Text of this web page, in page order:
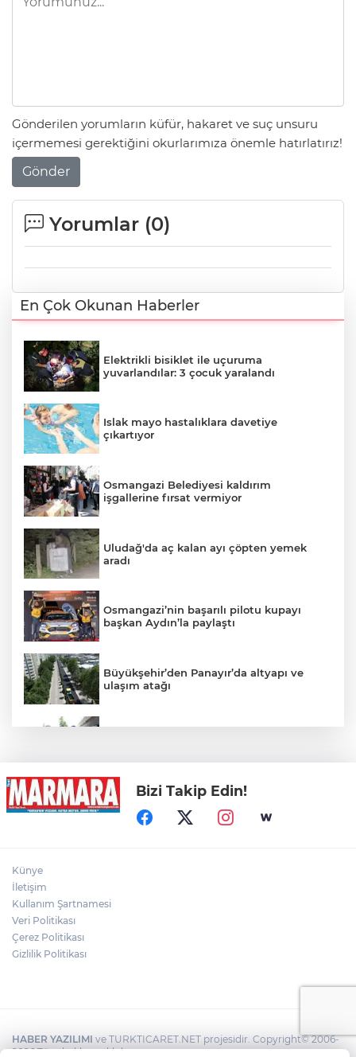
Gönderilen yorumların küfür, hakaret ve suç unsuru
içermemesi gerektiğini okurlarımıza önemle hatırlatırız!
Gönder
Yorumlar (0)
En Çok Okunan Haberler
Elektrikli bisiklet ile uçuruma
yuvarlandılar: 3 çocuk yaralandı
Islak mayo hastalıklara davetiye
çıkartıyor
Osmangazi Belediyesi kaldırım
işgallerine fırsat vermiyor
Uludağ'da aç kalan ayı çöpten yemek
aradı
Osmangazi’nin başarılı pilotu kupayı
başkan Aydın’la paylaştı
Büyükşehir’den Panayır’da altyapı ve
ulaşım atağı
Kepçe Alevlere Teslim Oldu
Bizi Takip Edin!
Künye
İletişim
Kullanım Şartnamesi
Veri Politikası
Çerez Politikası
Gizlilik Politikası
HABER YAZILIMI ve TURKTICARET.NET projesidir. Copyright© 2006-
2026 Tüm hakları saklıdır.